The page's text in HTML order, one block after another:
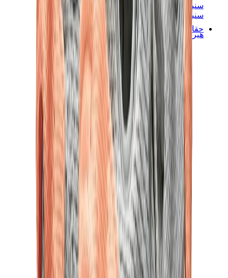
سنيكرز نسائية
سنيكرز رجالية
حقائب
هيرميس
بيركين
كيلي
كونستانس
بيكوتان
ليندي
حقائب هيرميس للرجال
View All
هيرميس